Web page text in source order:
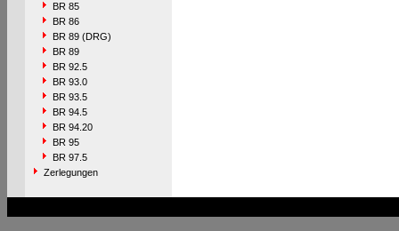
BR 85
BR 86
BR 89 (DRG)
BR 89
BR 92.5
BR 93.0
BR 93.5
BR 94.5
BR 94.20
BR 95
BR 97.5
Zerlegungen